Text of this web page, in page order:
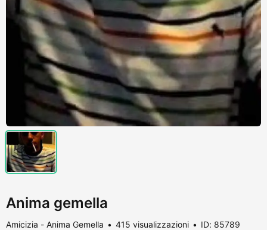
Anima gemella
Amicizia - Anima Gemella 415 visualizzazioni ID: 85789